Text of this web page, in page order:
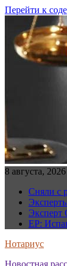
Перейти к
8 августа, 2026
Сняли с
Эксперт
EP:
Нотариус
Новостная